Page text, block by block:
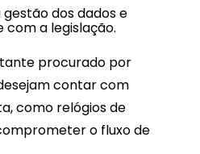
a legislação.
procurado por
contar com
como relógios de
o fluxo de